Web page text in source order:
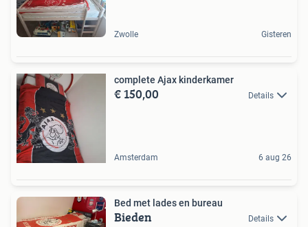
Zwolle Gisteren
complete Ajax kinderkamer
€ 150,00 Details
Amsterdam 6 aug 26
Bed met lades en bureau
Bieden Details